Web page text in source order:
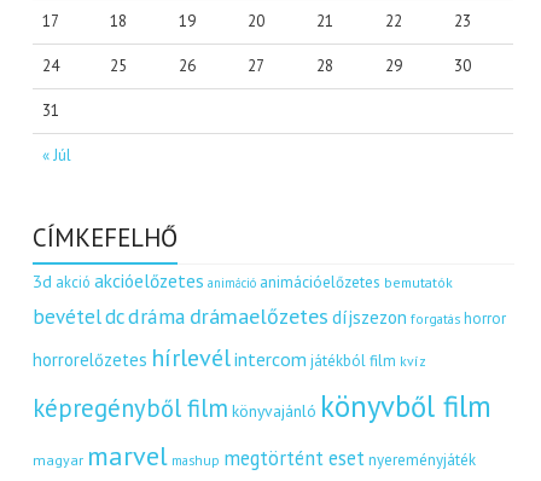
« Júl
17 18 19 20 21 22 23
24 25 26 27 28 29 30
31
CÍMKEFELHŐ
3d akció akcióelőzetes animáció animációelőzetes bemutatók
bevételdcdráma drámaelőzetes díjszezon forgatás horror
horrorelőzetes hírlevélintercom játékból film kvíz
képregényből film könyvajánló könyvből film
magyar marvel mashup megtörtént eset nyereményjáték